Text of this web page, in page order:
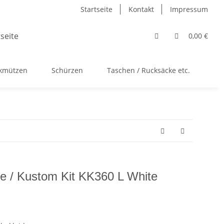
Startseite Kontakt Impressum
0,00 €
Schürzen Taschen / Rucksäcke etc.
/ Kustom Kit KK360 L White